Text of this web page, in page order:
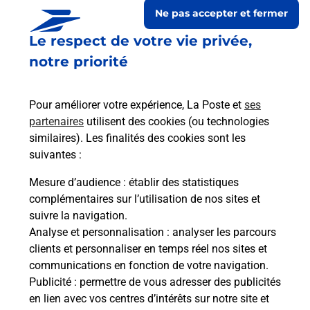
Le respect de votre vie privée,
notre priorité
Pour améliorer votre expérience, La Poste et ses
partenaires utilisent des cookies (ou technologies
similaires). Les finalités des cookies sont les
suivantes :
Mesure d’audience : établir des statistiques
complémentaires sur l’utilisation de nos sites et
suivre la navigation.
Analyse et personnalisation : analyser les parcours
clients et personnaliser en temps réel nos sites et
communications en fonction de votre navigation.
Publicité : permettre de vous adresser des publicités
en lien avec vos centres d’intérêts sur notre site et
Ne pas accepter et fermer
Prochaine collecte du courrierlundià 09h00
4 Rue Saints Come Et Damien
08400 Noirval
Itinéraire
Le lien s'ouvre dans un nouvel onglet